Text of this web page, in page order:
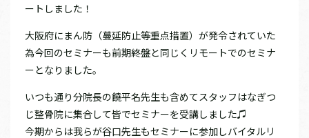
ートしました！
大阪府にまん防（蔓延防止等重点措置）が発令されていた
為今回のセミナーも前期終盤と同じくリモートでのセミナ
ーとなりました。
いつも通り分院長の饒平名先生も含めてスタッフはなぎつ
じ整骨院に集合して皆でセミナーを受講しました♫
今期からは我らが谷口先生もセミナーに参加しバイタルリ